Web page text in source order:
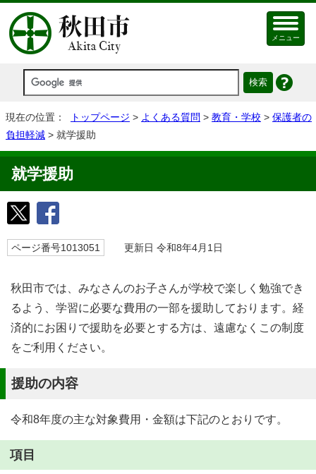
メニュー
現在の位置： トップページ > よくある質問 > 教育・学校 > 保護者の
負担軽減 > 就学援助
就学援助
ページ番号1013051 更新日 令和8年4月1日
秋田市では、みなさんのお子さんが学校で楽しく勉強でき
るよう、学習に必要な費用の一部を援助しております。経
済的にお困りで援助を必要とする方は、遠慮なくこの制度
をご利用ください。
援助の内容
令和8年度の主な対象費用・金額は下記のとおりです。
項目